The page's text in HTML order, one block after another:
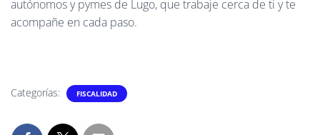
autónomos y pymes de Lugo, que trabaje cerca de ti y te
acompañe en cada paso.
Categorías: FISCALIDAD